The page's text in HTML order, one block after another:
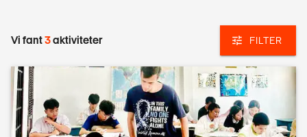
Vi fant3aktiviteter FILTER